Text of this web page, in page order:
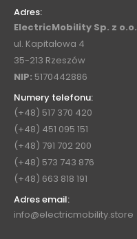
Adres:
ElectricMobility Sp. z o.o.
ul. Kapitałowa 4
35-213 Rzeszów
NIP: 5170442886
Numery telefonu:
(+48) 517 370 420
(+48) 451 095 151
(+48) 791 702 200
(+48) 573 743 876
(+48) 663 818 191
Adres email:
info@electricmobility.store